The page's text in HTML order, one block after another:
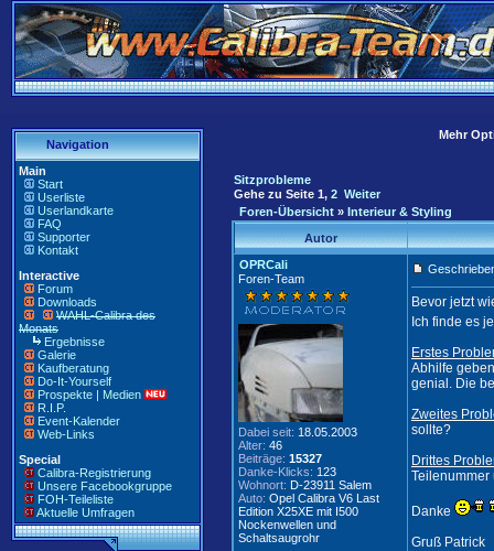
Navigation
Main
Start
Userliste
Userlandkarte
FAQ
Supporter
Kontakt
Interactive
Forum
Downloads
WAHL-Calibra des
Monats
Ergebnisse
Galerie
Kaufberatung
Do-It-Yourself
Prospekte | Medien
R.I.P.
Event-Kalender
Web-Links
Special
Calibra-Registrierung
Unsere Facebookgruppe
FOH-Teileliste
Aktuelle Umfragen
Mehr
Sitzprobleme
Gehe zu Seite 1, 2 Weiter
Foren-Übersicht » Interieur & Styling
Autor
OPRCali
Foren-Team
Dabei seit: 18.05.2003
Alter: 46
Beiträge: 15327
Danke-Klicks: 123
Wohnort: D-23911 Salem
Auto: Opel Calibra V6 Last
Edition X25XE mit I500
Nockenwellen und
Schaltsaugrohr
Bevor jetzt
Ich finde es
Erstes
Abhilfe
genial. Die
Zweites
sollte?
Drittes
Teilenummer
Danke
Gruß Patrick